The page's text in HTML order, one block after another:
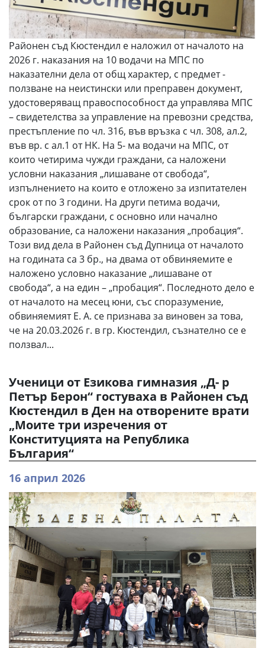
Районен съд Кюстендил е наложил от началото на
2026 г. наказания на 10 водачи на МПС по
наказателни дела от общ характер, с предмет -
ползване на неистински или преправен документ,
удостоверяващ правоспособност да управлява МПС
– свидетелства за управление на превозни средства,
престъпление по чл. 316, във връзка с чл. 308, ал.2,
във вр. с ал.1 от НК. На 5- ма водачи на МПС, от
които четирима чужди граждани, са наложени
условни наказания „лишаване от свобода“,
изпълнението на които е отложено за изпитателен
срок от по 3 години. На други петима водачи,
български граждани, с основно или начално
образование, са наложени наказания „пробация“.
Този вид дела в Районен съд Дупница от началото
на годината са 3 бр., на двама от обвиняемите е
наложено условно наказание „лишаване от
свобода“, а на един – „пробация“. Последното дело е
от началото на месец юни, със споразумение,
обвиняемият Е. А. се признава за виновен за това,
че на 20.03.2026 г. в гр. Кюстендил, съзнателно се е
ползвал...
Ученици от Езикова гимназия „Д- р
Петър Берон“ гостуваха в Районен съд
Кюстендил в Ден на отворените врати
„Моите три изречения от
Конституцията на Република
България“
16 април 2026